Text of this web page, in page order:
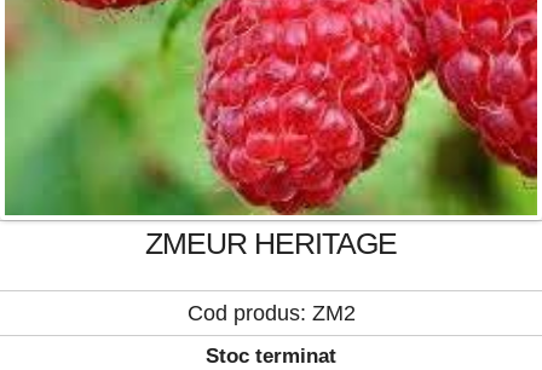
ZMEUR HERITAGE
Cod produs: ZM2
Stoc terminat